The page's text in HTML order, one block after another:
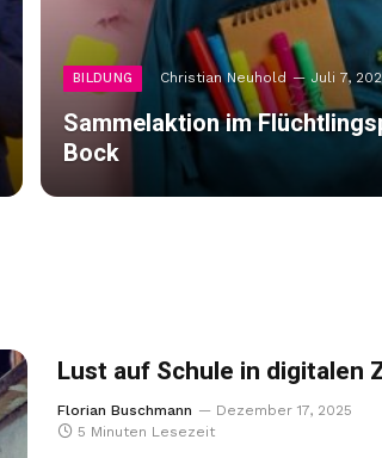
BILDUNG Christian Neuhold Juli 7,
Sammelaktion im
Bock
Lust auf Schule in digitalen
Florian Buschmann
Dezember 17, 2025
5 Minuten Lesezeit